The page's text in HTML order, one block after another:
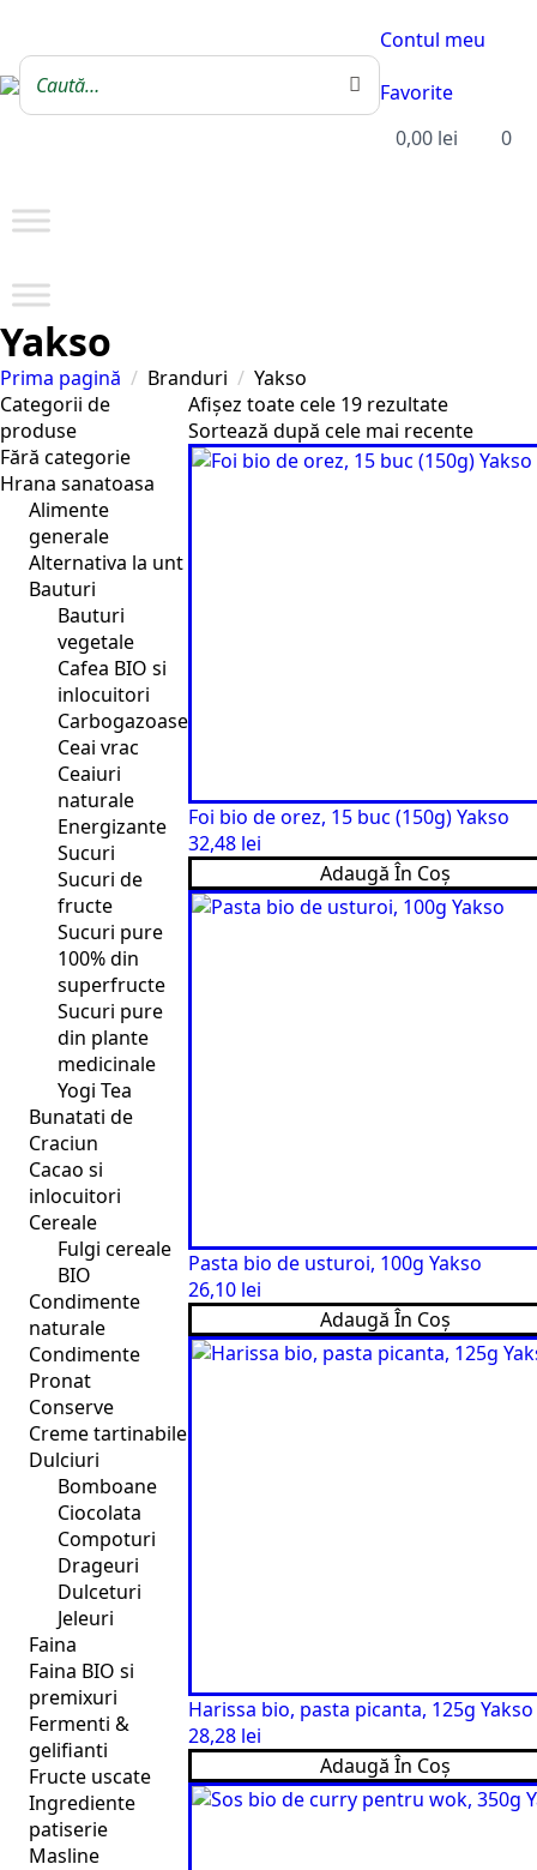
Contul meu
Favorite
0,00 lei 0
Yakso
Prima pagină Branduri
Yakso
Categorii de
produse
Fără categorie
Hrana sanatoasa
Alimente
generale
Alternativa la unt
Bauturi
Bauturi
vegetale
Cafea BIO si
inlocuitori
Carbogazoase
Ceai vrac
Ceaiuri
naturale
Energizante
Sucuri
Sucuri de
fructe
Sucuri pure
100% din
superfructe
Sucuri pure
din plante
medicinale
Yogi Tea
Bunatati de
Craciun
Cacao si
inlocuitori
Cereale
Fulgi cereale
BIO
Condimente
naturale
Condimente
Pronat
Conserve
Creme tartinabile
Dulciuri
Bomboane
Ciocolata
Compoturi
Drageuri
Dulceturi
Jeleuri
Faina
Faina BIO si
premixuri
Fermenti &
gelifianti
Fructe uscate
Ingrediente
patiserie
Masline
Afișez toate cele 19 rezultateSortat
după
cele
Foi bio de orez, 15 buc (150g) Yakso
32,48 lei
Adaugă În Coș
Pasta bio de usturoi, 100g Yakso
26,10 lei
Adaugă În Coș
Harissa bio, pasta picanta, 125g Yakso
28,28 lei
Adaugă În Coș